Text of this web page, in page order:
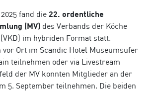
fand die 22. ordentliche
(MV) des Verbands der Köche
im hybriden Format statt.
vor Ort im Scandic Hotel Museumsufer
teilnehmen oder via Livestream
der MV konnten Mitglieder an der
5. September teilnehmen. Die beiden